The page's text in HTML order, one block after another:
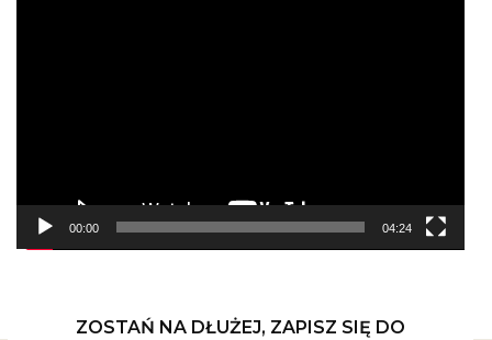
00:00 04:24
ZOSTAŃ NA DŁUŻEJ, ZAPISZ SIĘ DO